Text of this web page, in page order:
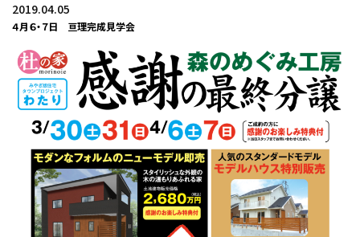
2019.04.05
４月６・７日 亘理完成見学会